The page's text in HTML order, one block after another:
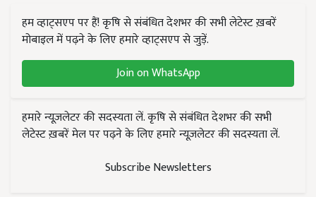
हम व्हाट्सएप पर हैं! कृषि से संबंधित देशभर की सभी लेटेस्ट ख़बरें
मोबाइल में पढ़ने के लिए हमारे व्हाट्सएप से जुड़ें.
Join on WhatsApp
हमारे न्यूज़लेटर की सदस्यता लें. कृषि से संबंधित देशभर की सभी
लेटेस्ट ख़बरें मेल पर पढ़ने के लिए हमारे न्यूज़लेटर की सदस्यता लें.
Subscribe Newsletters